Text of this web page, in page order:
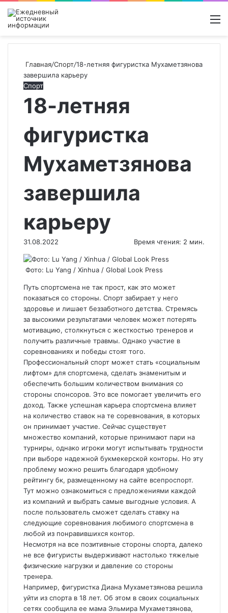
Поиск
Switch
Главная/Спорт/18-летняя фигуристка Мухаметзянова
завершила карьеру
Спорт
18-летняя
фигуристка
Мухаметзянова
завершила
карьеру
31.08.2022 Время чтения: 2 мин.
Фото: Lu Yang / Xinhua / Global Look Press
Путь спортсмена не так прост, как это может
показаться со стороны. Спорт забирает у него
здоровье и лишает беззаботного детства. Стремясь
за высокими результатами человек может потерять
мотивацию, столкнуться с жесткостью тренеров и
получить различные травмы. Однако участие в
соревнованиях и победы стоят того.
Профессиональный спорт может стать «социальным
лифтом» для спортсмена, сделать знаменитым и
обеспечить большим количеством внимания со
стороны спонсоров. Это все помогает увеличить его
доход. Также успешная карьера спортсмена влияет
на количество ставок на те соревнования, в которых
он принимает участие. Сейчас существует
множество компаний, которые принимают пари на
турниры, однако игроки могут испытывать трудности
при выборе надежной букмекерской конторы. Но эту
проблему можно решить благодаря удобному
рейтингу бк, размещенному на сайте всепроспорт.
Тут можно ознакомиться с предложениями каждой
из компаний и выбрать самые выгодные условия. А
после пользователь сможет сделать ставку на
следующие соревнования любимого спортсмена в
любой из понравившихся контор.
Несмотря на все позитивные стороны спорта, далеко
не все фигуристы выдерживают настолько тяжелые
физические нагрузки и давление со стороны
тренера.
Например, фигуристка Диана Мухаметзянова решила
уйти из спорта в 18 лет. Об этом в своих социальных
сетях сообщила ее мама Эльмира Мухаметзянова,